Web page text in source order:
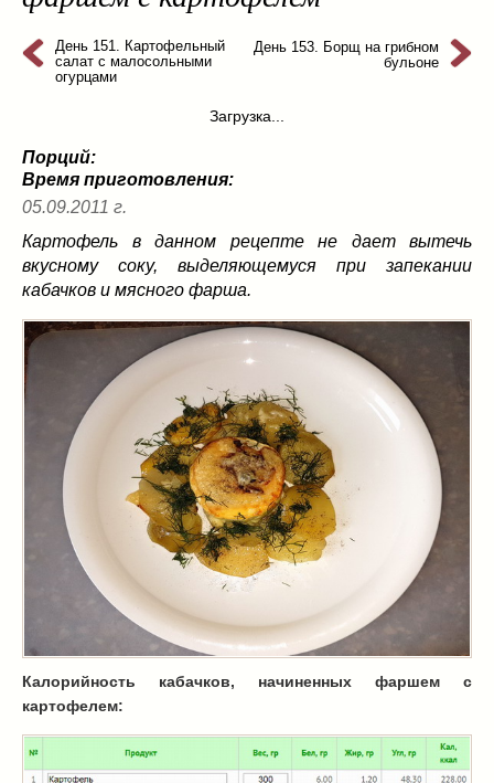
из слоеного теста
на пикник (13)
ни то, ни се
сладкие блюда
супы(99)
борщ(5)
молочные
(4)
свекольник (2)
суп с фрикадельками(8)
суп-пюре(10)
холодные супы
(22)
тушеное
Вкусные враги фигуры…(44)
десерты
(2)
Масленица(17)
пироги
рецепты теста
(2)
торты(12)
без выпечки(5)
Вкусные полезности(41)
вареное(0)
жареное(3)
(11)
День 151. Картофельный
салат с малосольными
огурцами
День 153. Борщ на грибном
бульоне
Загрузка...
Порций:
Время приготовления:
05.09.2011 г.
Картофель в данном рецепте не дает вытечь
вкусному соку, выделяющемуся при запекании
кабачков и мясного фарша.
Калорийность кабачков, начиненных фаршем с
картофелем: